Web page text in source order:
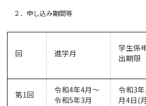
２．申し込み期間等
回 進学月
学生係
出期限
第1回 令和4年4月～
令和5年3月
令和3年
月4日(月